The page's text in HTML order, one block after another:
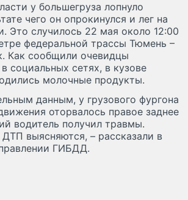
у большегруза лопнуло
чего он опрокинулся и лег на
Это случилось 22 мая около 12:00
федеральной трассы Тюмень –
Как сообщили очевидцы
социальных сетях, в кузове
молочные продукты.
данным, у грузового фургона
оторвалось правое заднее
водитель получил травмы.
ДТП выясняются, – рассказали в
ГИБДД.